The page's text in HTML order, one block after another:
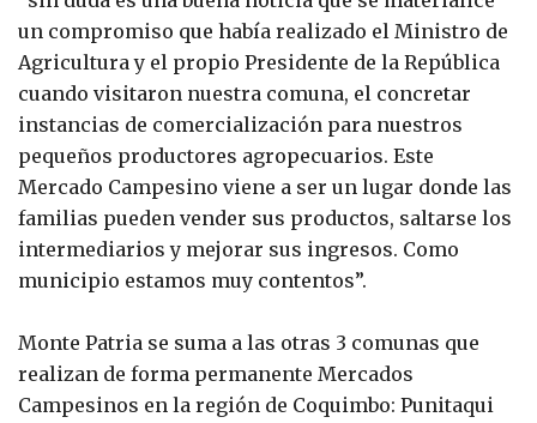
un compromiso que había realizado el Ministro de
Agricultura y el propio Presidente de la República
cuando visitaron nuestra comuna, el concretar
instancias de comercialización para nuestros
pequeños productores agropecuarios. Este
Mercado Campesino viene a ser un lugar donde las
familias pueden vender sus productos, saltarse los
intermediarios y mejorar sus ingresos. Como
municipio estamos muy contentos”.
Monte Patria se suma a las otras 3 comunas que
realizan de forma permanente Mercados
Campesinos en la región de Coquimbo: Punitaqui